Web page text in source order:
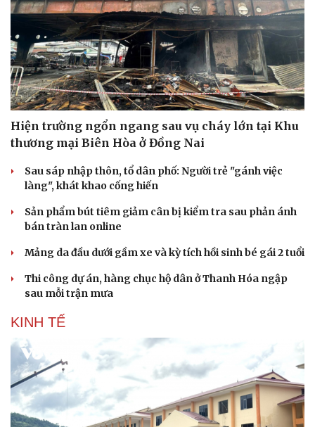
Hiện trường ngổn ngang sau vụ cháy lớn tại Khu
thương mại Biên Hòa ở Đồng Nai
Sau sáp nhập thôn, tổ dân phố: Người trẻ "gánh việc
làng", khát khao cống hiến
Sản phẩm bút tiêm giảm cân bị kiểm tra sau phản ánh
bán tràn lan online
Mảng da đầu dưới gầm xe và kỳ tích hồi sinh bé gái 2 tuổi
Thi công dự án, hàng chục hộ dân ở Thanh Hóa ngập
sau mỗi trận mưa
KINH TẾ